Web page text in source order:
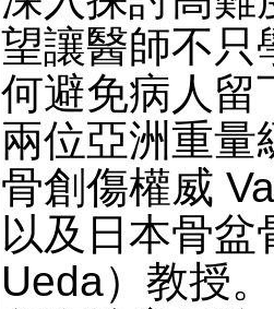
望讓醫師不只
何避免病人留
兩位亞洲重量
骨創傷權威
以及日本骨盆
Ueda）教授